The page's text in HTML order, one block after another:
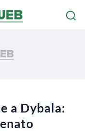
a Dybala: